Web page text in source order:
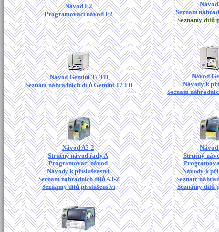
Návod E2
Programovací návod E2
Návod
Seznam
Seznamy dílů
Návod Gemini T/ TD
Seznam náhradních dílů Gemini T/ TD
Návod
Návody k
Seznam
Návod A3-2
Stručný návod řady A
Programovací návod
Návody k příslušenství
Seznam náhradních dílů A3-2
Seznamy dílů příslušenství
Návod
Stručný
Návody k
Seznam
Seznamy dílů